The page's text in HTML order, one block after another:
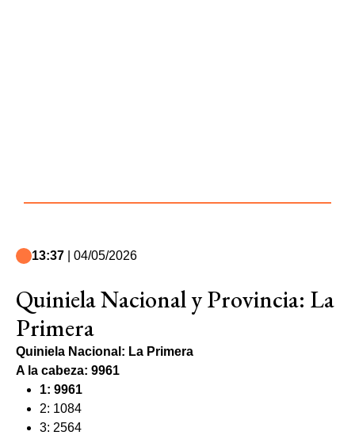
13:37 | 04/05/2026
Quiniela Nacional y Provincia: La
Primera
Quiniela Nacional: La Primera
A la cabeza: 9961
1: 9961
2: 1084
3: 2564